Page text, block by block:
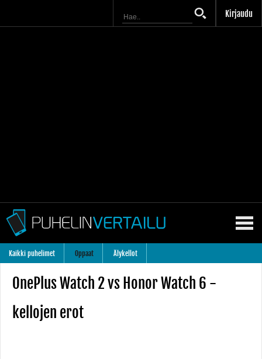
Kirjaudu
Kaikki puhelimet Oppaat Älykellot
OnePlus Watch 2 vs Honor Watch 6 -
kellojen erot